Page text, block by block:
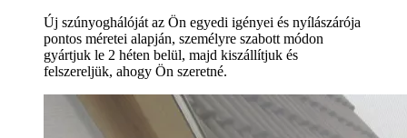
Új szúnyoghálóját az Ön egyedi igényei és nyílászárója
pontos méretei alapján, személyre szabott módon
gyártjuk le 2 héten belül, majd kiszállítjuk és
felszereljük, ahogy Ön szeretné.